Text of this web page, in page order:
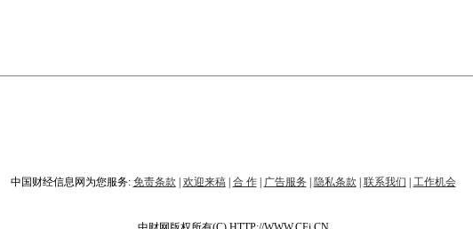
中国财经信息网为您服务: 免责条款 欢迎来稿| 合 作| 广告服务 隐私条款 联系我们 工作机会